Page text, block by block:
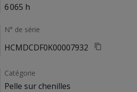
6 065 h
N° de série
HCMDCDF0K00007932
Catégorie
Pelle sur chenilles